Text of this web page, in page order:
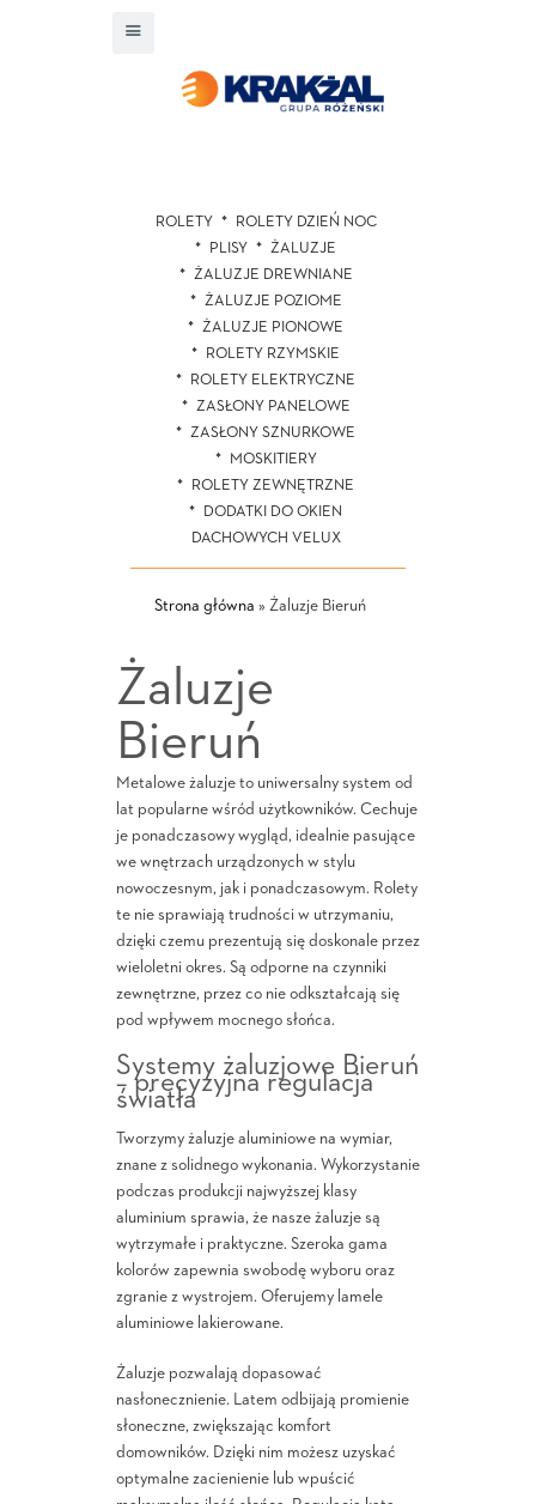
ROLETY
ROLETY DZIEŃ NOC
PLISY
ŻALUZJE
ŻALUZJE DREWNIANE
ŻALUZJE POZIOME
ŻALUZJE PIONOWE
ROLETY RZYMSKIE
ROLETY ELEKTRYCZNE
ZASŁONY PANELOWE
ZASŁONY SZNURKOWE
MOSKITIERY
ROLETY ZEWNĘTRZNE
DODATKI DO OKIEN
DACHOWYCH VELUX
Strona główna » Żaluzje Bieruń
Żaluzje
Bieruń
Metalowe żaluzje to uniwersalny system od
lat popularne wśród użytkowników. Cechuje
je ponadczasowy wygląd, idealnie pasujące
we wnętrzach urządzonych w stylu
nowoczesnym, jak i ponadczasowym. Rolety
te nie sprawiają trudności w utrzymaniu,
dzięki czemu prezentują się doskonale przez
wieloletni okres. Są odporne na czynniki
zewnętrzne, przez co nie odkształcają się
pod wpływem mocnego słońca.
Systemy żaluzjowe Bieruń
– precyzyjna regulacja
światła
Tworzymy żaluzje aluminiowe na wymiar,
znane z solidnego wykonania. Wykorzystanie
podczas produkcji najwyższej klasy
aluminium sprawia, że nasze żaluzje są
wytrzymałe i praktyczne. Szeroka gama
kolorów zapewnia swobodę wyboru oraz
zgranie z wystrojem. Oferujemy lamele
aluminiowe lakierowane.
Żaluzje pozwalają dopasować
nasłonecznienie. Latem odbijają promienie
słoneczne, zwiększając komfort
domowników. Dzięki nim możesz uzyskać
optymalne zacienienie lub wpuścić